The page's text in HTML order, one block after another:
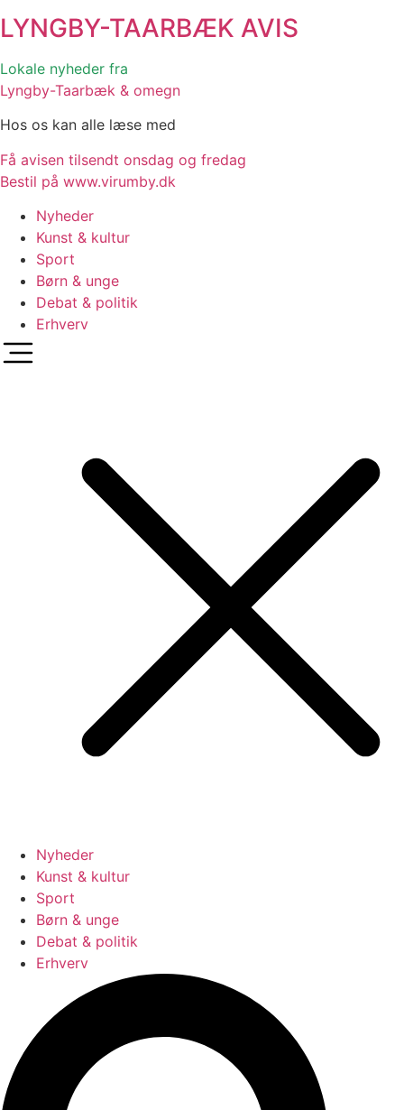
LYNGBY-TAARBÆK AVIS
Lokale nyheder fra
Lyngby-Taarbæk & omegn
Hos os kan alle læse med
Få avisen tilsendt onsdag og fredag
Bestil på www.virumby.dk
Nyheder
Kunst & kultur
Sport
Børn & unge
Debat & politik
Erhverv
Nyheder
Kunst & kultur
Sport
Børn & unge
Debat & politik
Erhverv